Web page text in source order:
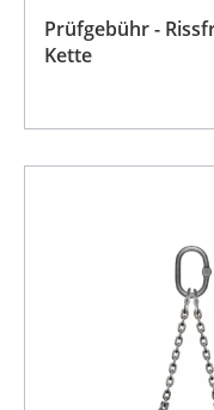
Prüfgebühr -
Kette